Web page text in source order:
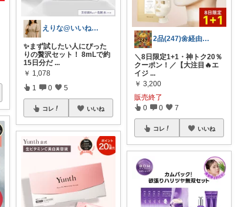
えりな@いいね100%バック💓
✨まず試したい人にぴった
りの贅沢セット！ 8mLで約
15日分だ ...
￥ 1,078
1 0 5
コレ いいね
2品(247)🌼経由購入感謝です🌼
＼8日限定1+1・神トク20％
クーポン！／ ​【大注目🔥エ
イジ ...
￥ 3,200
販売終了
0 0 7
コレ いいね